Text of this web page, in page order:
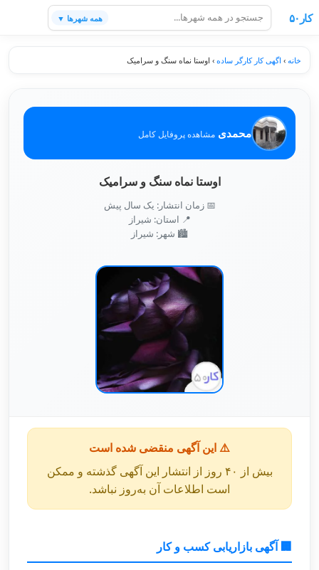
کار۵۰ همه شهرها ▼
خانه › اگهی کار کارگر ساده › اوستا نماه سنگ و سرامیک
محمدی مشاهده پروفایل کامل
اوستا نماه سنگ و سرامیک
📅 زمان انتشار: یک سال پیش
📍 استان: شیراز
🏙️ شهر: شیراز
⚠️ این آگهی منقضی شده است
بیش از ۴۰ روز از انتشار این آگهی گذشته و ممکن
است اطلاعات آن به‌روز نباشد.
🏢 آگهی بازاریابی کسب و کار